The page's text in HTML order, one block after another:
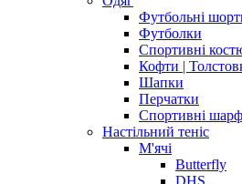
Футбольні
Футболки
Спортивні
Кофти |
Шапки
Перчатки
Спортивні
Настільний теніс
М'ячі
Butterfly
DHS